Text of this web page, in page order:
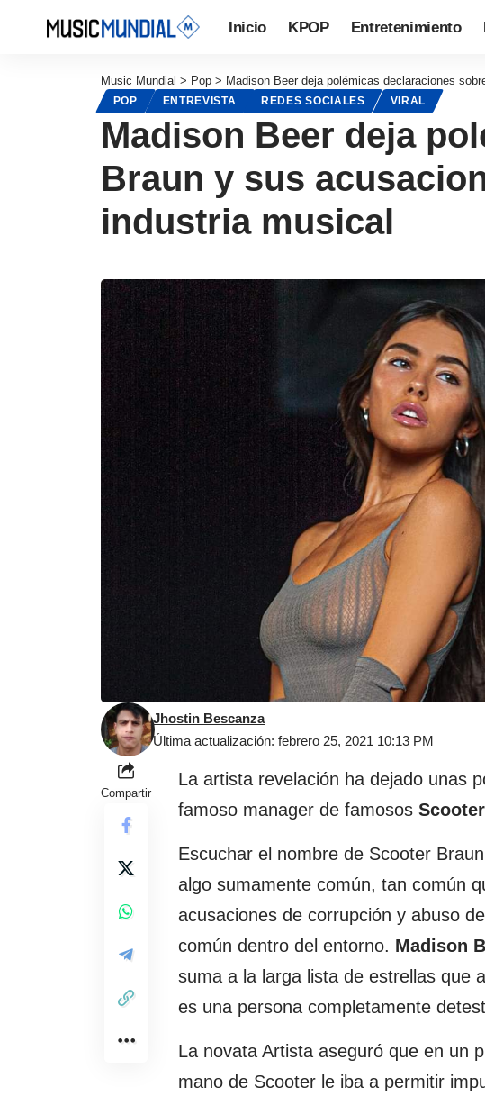
Inicio KPOP Entretenimiento
Music Mundial > Pop > Madison Beer deja polémicas declaraciones
POP ENTREVISTA REDES SOCIALES VIRAL
Madison Beer deja
Braun y sus
industria musical
Última actualización: febrero 25, 2021 10:13 PM
Jhostin Bescanza
Compartir
La artista revelación ha dejado unas
famoso manager de famosos
Escuchar el nombre de Scooter
algo sumamente común, tan común
acusaciones de corrupción y abuso
común dentro del entorno. Madison
suma a la larga lista de estrellas que
es una persona completamente
La novata Artista aseguró que en un
mano de Scooter le iba a permitir